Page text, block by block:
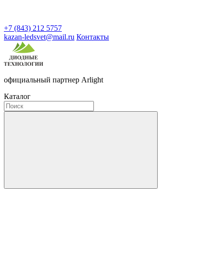
+7 (843) 212 5757
kazan-ledsvet@mail.ru Контакты
официальный партнер Arlight
Каталог